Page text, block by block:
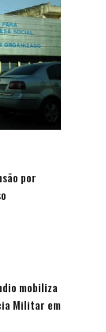
por
mobiliza
Militar em